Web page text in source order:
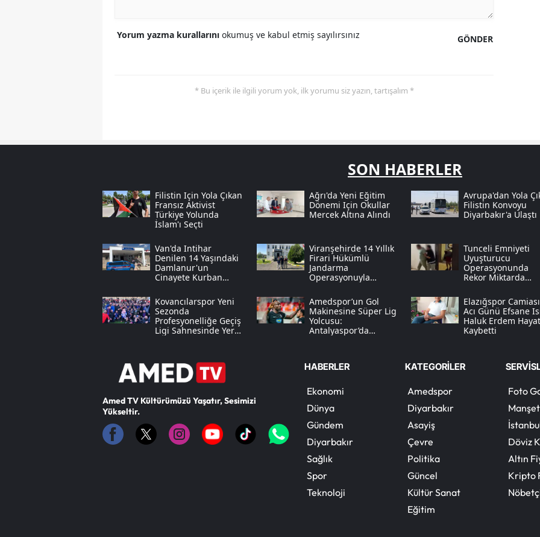
GÖNDER
Yorum yazma kurallarını okumuş ve kabul etmiş sayılırsınız
* Bu içerik ile ilgili yorum yok, ilk yorumu siz yazın, tartışalım *
SON HABERLER
Filistin Için Yola Çıkan
Fransız Aktivist
Türkiye Yolunda
İslam'ı Seçti
Ağrı'da Yeni Eğitim
Dönemi Için Okullar
Mercek Altına Alındı
Avrupa'dan Yola
Filistin Konvoyu
Diyarbakır'a Ulaştı
Van'da Intihar
Denilen 14 Yaşındaki
Damlanur'un
Cinayete Kurban
Viranşehirde 14 Yıllık
Firari Hükümlü
Jandarma
Operasyonuyla
Tunceli Emniyeti
Uyuşturucu
Operasyonunda
Rekor Miktarda
Kovancılarspor Yeni
Sezonda
Profesyonelliğe Geçiş
Ligi Sahnesinde Yer
Amedspor’un Gol
Makinesine Süper Lig
Yolcusu:
Antalyaspor’da
Elazığspor
Acı Günü Efsane
Haluk Erdem
Kaybetti
Amed TV Kültürümüzü Yaşatır, Sesimizi
Yükseltir.
HABERLER
Ekonomi
Dünya
Gündem
Diyarbakır
Sağlık
Spor
Teknoloji
KATEGORİLER
Amedspor
Diyarbakır
Asayiş
Çevre
Politika
Güncel
Kültür Sanat
Eğitim
Foto
Döviz
Altın
Kripto